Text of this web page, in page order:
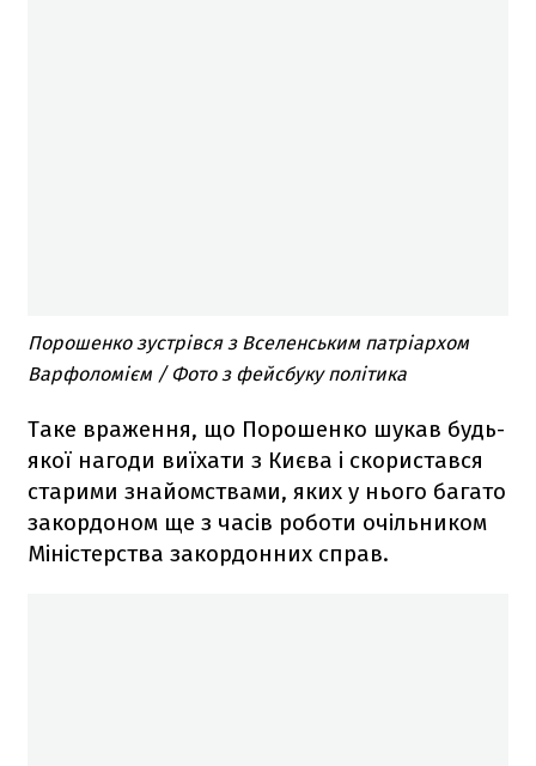
Порошенко зустрівся з Вселенським патріархом
Варфоломієм / Фото з фейсбуку політика
Таке враження, що Порошенко шукав будь-
якої нагоди виїхати з Києва і скористався
старими знайомствами, яких у нього багато
закордоном ще з часів роботи очільником
Міністерства закордонних справ.